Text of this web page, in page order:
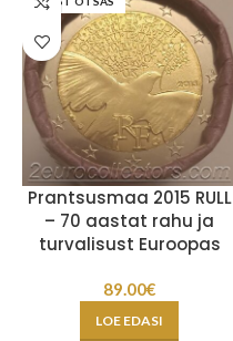
Prantsusmaa 2015 RULL
– 70 aastat rahu ja
turvalisust Euroopas
89.00€
LOE EDASI